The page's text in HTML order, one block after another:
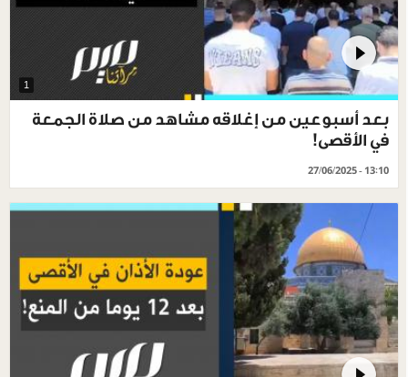
1
بعد أسبوعين من إغلاقه مشاهد من صلاة الجمعة
في الأقصى!
27/06/2025 - 13:10